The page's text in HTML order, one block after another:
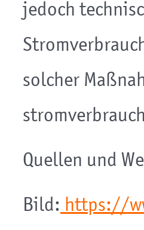
jedoch
solcher
Quellen und
Bild: https://